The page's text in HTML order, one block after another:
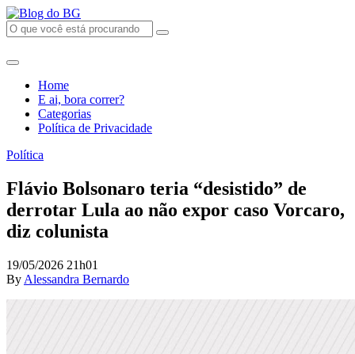
Home
E ai, bora correr?
Categorias
Política de Privacidade
Política
Flávio Bolsonaro teria “desistido” de
derrotar Lula ao não expor caso Vorcaro,
diz colunista
19/05/2026 21h01
By Alessandra Bernardo